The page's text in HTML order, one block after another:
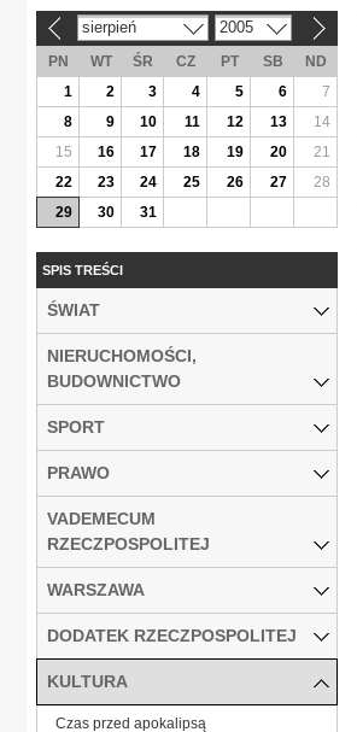
sierpień 2005
PN WT ŚR CZ PT SB
ND
1
2 3 4 5 6
7
8
9 10 11 12 13
14
15
16 17 18 19 20
21
22
23 24 25 26 27
28
29
30 31
SPIS TREŚCI
ŚWIAT
NIERUCHOMOŚCI,
BUDOWNICTWO
SPORT
PRAWO
VADEMECUM
RZECZPOSPOLITEJ
WARSZAWA
DODATEK RZECZPOSPOLITEJ
KULTURA
Czas przed apokalipsą